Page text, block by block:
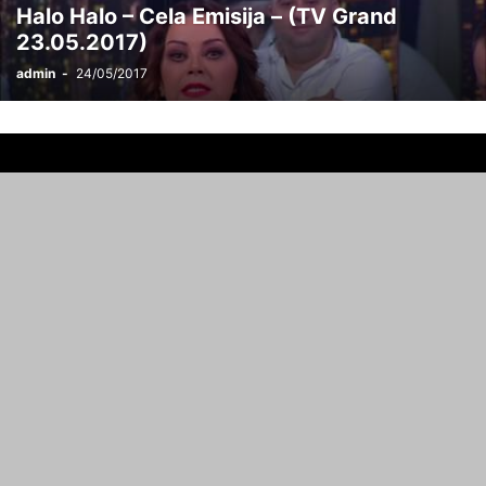
Halo Halo – Cela Emisija – (TV Grand
23.05.2017)
admin - 24/05/2017